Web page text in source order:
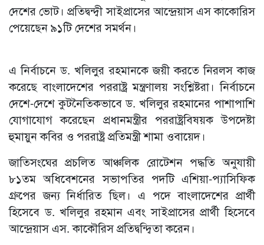
দেশের ভোট। প্রতিদ্বন্দ্বী সাইপ্রাসের আন্দ্রেয়াস এস কাকোরিস
পেয়েছেন ৯১টি দেশের সমর্থন।
এ নির্বাচনে ড. খলিলুর রহমানকে জয়ী করতে নিরলস কাজ
করেছে বাংলাদেশের পররাষ্ট্র মন্ত্রণালয় সংশ্লিষ্টরা। নির্বাচনে
দেশে-দেশে কুটনৈতিকভাবে ড. খলিলুর রহমানের পাশাপাশি
যোগাযোগ করেছেন প্রধানমন্ত্রীর পররাষ্ট্রবিষয়ক উপদেষ্টা
হুমায়ুন কবির ও পররাষ্ট্র প্রতিমন্ত্রী শামা ওবায়েদ।
জাতিসংঘের প্রচলিত আঞ্চলিক রোটেশন পদ্ধতি অনুযায়ী
৮১তম অধিবেশনের সভাপতির পদটি এশিয়া-প্যাসিফিক
গ্রুপের জন্য নির্ধারিত ছিল। এ পদে বাংলাদেশের প্রার্থী
হিসেবে ড. খলিলুর রহমান এবং সাইপ্রাসের প্রার্থী হিসেবে
আন্দ্রেয়াস এস. কাকৌরিস প্রতিদ্বন্দ্বিতা করেন।